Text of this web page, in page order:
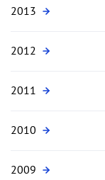
2013
2012
2011
2010
2009